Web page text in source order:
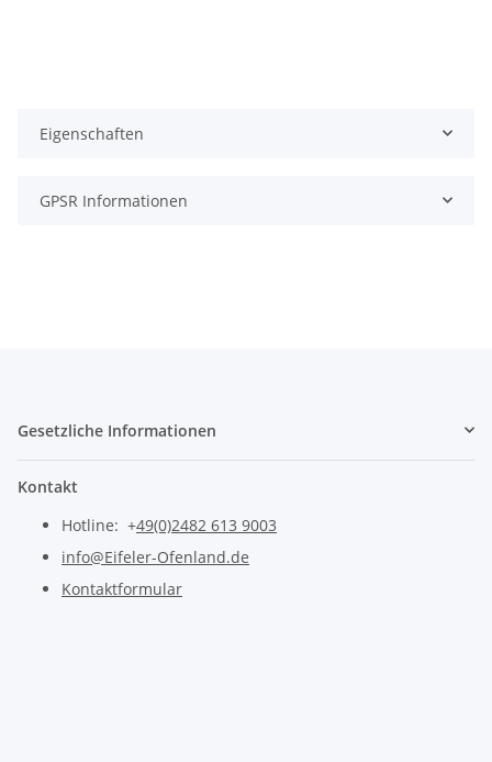
Eigenschaften
GPSR Informationen
Gesetzliche Informationen
Kontakt
Hotline: +49(0)2482 613 9003
info@Eifeler-Ofenland.de
Kontaktformular